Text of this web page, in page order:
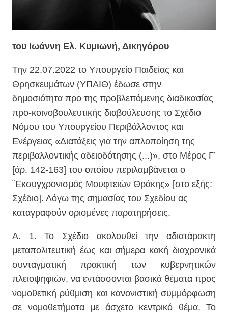
του Ιωάννη Ελ. Κυμιωνή, Δικηγόρου
Την 22.07.2022 το Υπουργείο Παιδείας και
Θρησκευμάτων (ΥΠΑΙΘ) έδωσε στην
δημοσιότητα προ της προβλεπόμενης διαδικασίας
προ-κοινοβουλευτικής διαβούλευσης το Σχέδιο
Νόμου του Υπουργείου Περιβάλλοντος και
Ενέργειας «Διατάξεις για την απλοποίηση της
περιβαλλοντικής αδειοδότησης (...)», στο Μέρος Γ’
[άρ. 142-163] του οποίου περιλαμβάνεται ο
¨Εκσυγχρονισμός Μουφτειών Θράκης» [στο εξής:
Σχέδιο]. Λόγω της σημασίας του Σχεδίου ας
καταγραφούν ορισμένες παρατηρήσεις.
Α. 1. Το Σχέδιο ακολουθεί την αδιατάρακτη
μεταπολιτευτική έως και σήμερα κακή διαχρονικά
συνταγματική πρακτική των κυβερνητικών
πλειοψηφιών, να εντάσσονται βασικά θέματα προς
νομοθετική ρύθμιση και κανονιστική συμμόρφωση
σε νομοθετήματα με άσχετο κεντρικό θέμα. Το